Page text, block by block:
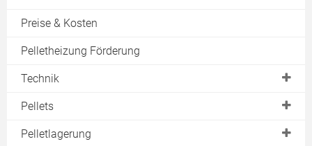
Ortstermin
Abnahme & Wartung
Download
Preise & Kosten
Pelletheizung Förderung
Technik
Pelletbrenner
Fördersysteme
Pellets
Herstellung
Pelletlagerung